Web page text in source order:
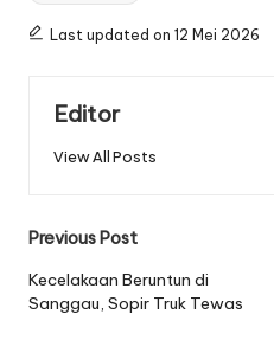
Last updated on 12 Mei 2026
Editor
View All Posts
Post
navigation
Previous Post
Kecelakaan Beruntun di
Sanggau, Sopir Truk Tewas